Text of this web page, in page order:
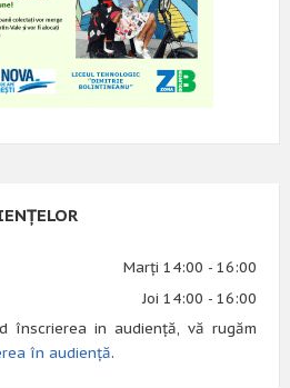
Marți 14:00 - 16:00
Joi 14:00 - 16:00
înscrierea in audiență, vă rugăm
în audiență.